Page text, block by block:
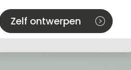
Zelf ontwerpen